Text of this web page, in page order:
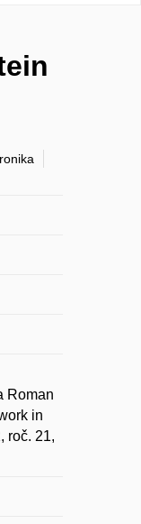
Roman
in
roč. 21,